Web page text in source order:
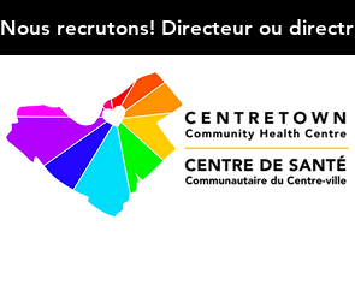
Nous recrutons! Directeur ou